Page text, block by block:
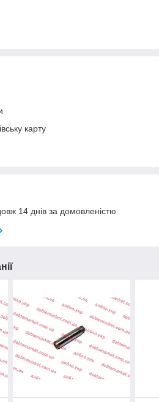
карту
14 днів за домовленістю